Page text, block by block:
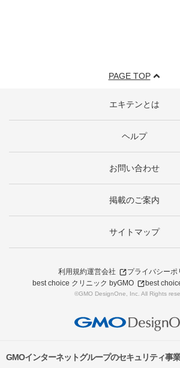
PAGE TOP
エキテンとは
ヘルプ
お問い合わせ
掲載のご案内
サイトマップ
利用規約運営会社
プライバシーポ
best choice クリニック byGMO
best
©GMO DesignOne, Inc. All Rights
GMOインターネットグループのセキュリティ事